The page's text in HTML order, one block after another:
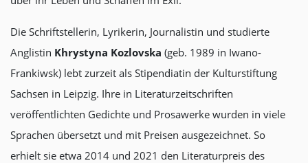
Die Schriftstellerin, Lyrikerin, Journalistin und studierte
Anglistin Khrystyna Kozlovska (geb. 1989 in Iwano-
Frankiwsk) lebt zurzeit als Stipendiatin der Kulturstiftung
Sachsen in Leipzig. Ihre in Literaturzeitschriften
veröffentlichten Gedichte und Prosawerke wurden in viele
Sprachen übersetzt und mit Preisen ausgezeichnet. So
erhielt sie etwa 2014 und 2021 den Literaturpreis des